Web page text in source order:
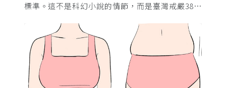
標準。這不是科幻小說的情節，而是臺灣戒嚴38年
嚴令，這段歷 ...